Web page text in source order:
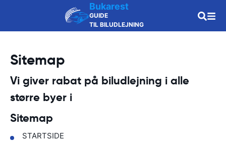
Bukarest
GUIDE
TIL BILUDLEJNING
Sitemap
Vi giver rabat på biludlejning i alle
større byer i
Sitemap
STARTSIDE